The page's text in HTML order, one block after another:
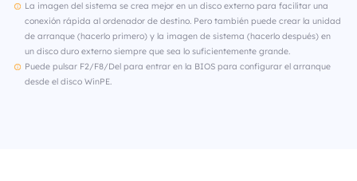
La imagen del sistema se crea mejor en un disco externo para facilitar una
conexión rápida al ordenador de destino. Pero también puede crear la unidad
de arranque (hacerlo primero) y la imagen de sistema (hacerlo después) en
un disco duro externo siempre que sea lo suficientemente grande.
Puede pulsar F2/F8/Del para entrar en la BIOS para configurar el arranque
desde el disco WinPE.